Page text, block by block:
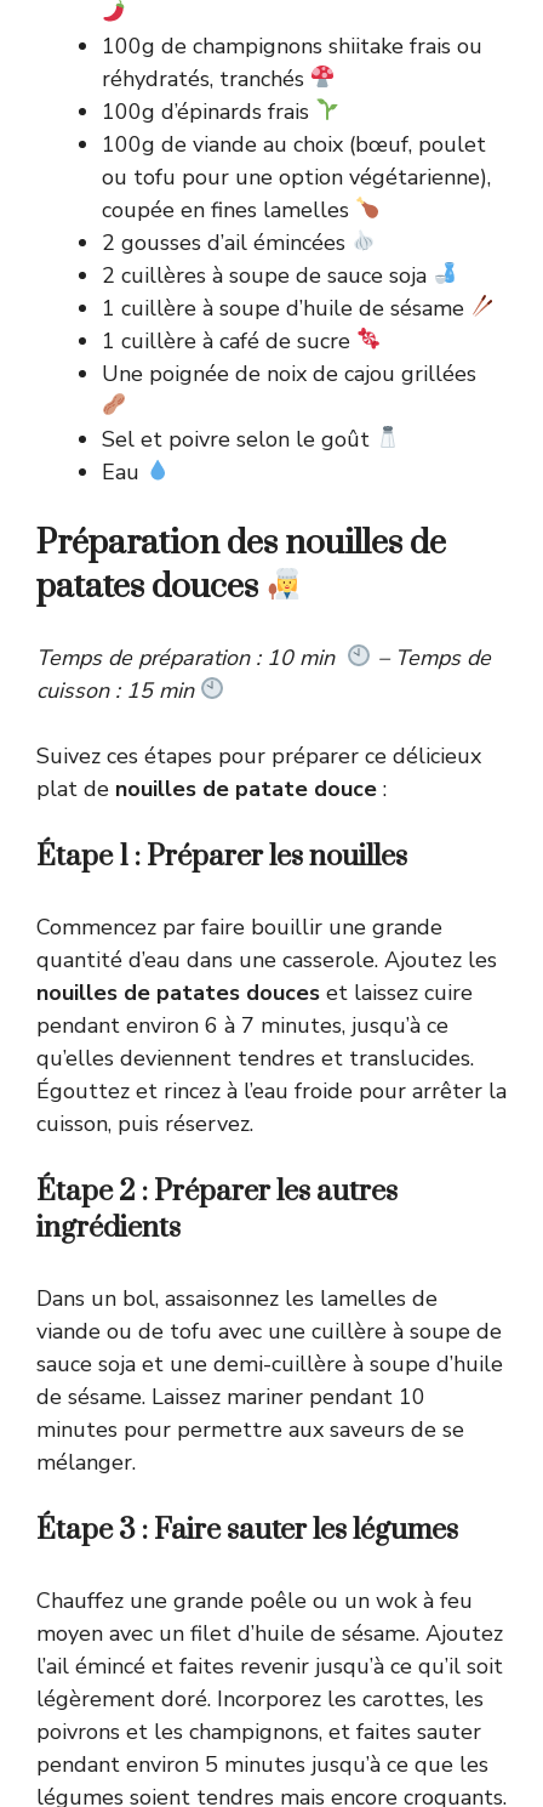
100g de champignons shiitake frais ou
réhydratés, tranchés
100g d’épinards frais
100g de viande au choix (bœuf, poulet
ou tofu pour une option végétarienne),
coupée en fines lamelles
2 gousses d’ail émincées
2 cuillères à soupe de sauce soja
1 cuillère à soupe d’huile de sésame
1 cuillère à café de sucre
Une poignée de noix de cajou grillées
Sel et poivre selon le goût
Eau
Préparation des nouilles de
patates douces
Temps de préparation : 10 min
– Temps de
cuisson : 15 min
Suivez ces étapes pour préparer ce délicieux
plat de nouilles de patate douce :
Étape 1 : Préparer les nouilles
Commencez par faire bouillir une grande
quantité d’eau dans une casserole. Ajoutez les
nouilles de patates douces et laissez cuire
pendant environ 6 à 7 minutes, jusqu’à ce
qu’elles deviennent tendres et translucides.
Égouttez et rincez à l’eau froide pour arrêter la
cuisson, puis réservez.
Étape 2 : Préparer les autres
ingrédients
Dans un bol, assaisonnez les lamelles de
viande ou de tofu avec une cuillère à soupe de
sauce soja et une demi-cuillère à soupe d’huile
de sésame. Laissez mariner pendant 10
minutes pour permettre aux saveurs de se
mélanger.
Étape 3 : Faire sauter les légumes
Chauffez une grande poêle ou un wok à feu
moyen avec un filet d’huile de sésame. Ajoutez
l’ail émincé et faites revenir jusqu’à ce qu’il soit
légèrement doré. Incorporez les carottes, les
poivrons et les champignons, et faites sauter
pendant environ 5 minutes jusqu’à ce que les
légumes soient tendres mais encore croquants.